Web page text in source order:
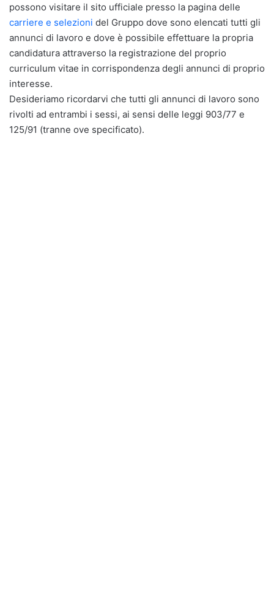
possono visitare il sito ufficiale presso la pagina delle
carriere e selezioni del Gruppo dove sono elencati tutti gli
annunci di lavoro e dove è possibile effettuare la propria
candidatura attraverso la registrazione del proprio
curriculum vitae in corrispondenza degli annunci di proprio
interesse.
Desideriamo ricordarvi che tutti gli annunci di lavoro sono
rivolti ad entrambi i sessi, ai sensi delle leggi 903/77 e
125/91 (tranne ove specificato).